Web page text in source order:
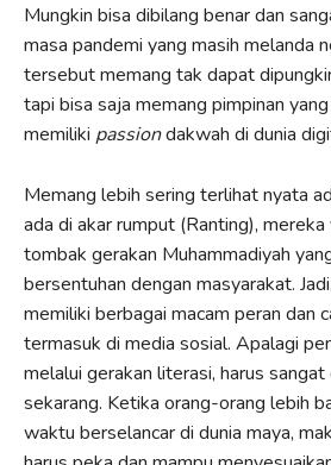
Mungkin bisa dibilang benar dan
masa pandemi yang masih melanda
tersebut memang tak dapat
tapi bisa saja memang pimpinan
memiliki passiondakwah di dunia
Memang lebih sering terlihat nyata
ada di akar rumput (Ranting), mereka
tombak gerakan Muhammadiyah
bersentuhan dengan masyarakat.
memiliki berbagai macam peran dan
termasuk di media sosial. Apalagi
melalui gerakan literasi, harus sangat
sekarang. Ketika orang-orang lebih
waktu berselancar di dunia maya,